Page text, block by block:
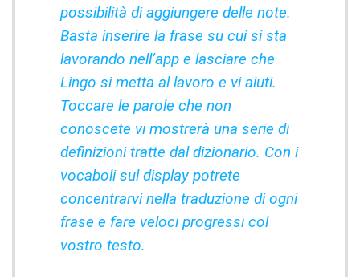
possibilità di aggiungere delle note.
Basta inserire la frase su cui si sta
lavorando nell’app e lasciare che
Lingo si metta al lavoro e vi aiuti.
Toccare le parole che non
conoscete vi mostrerà una serie di
definizioni tratte dal dizionario. Con i
vocaboli sul display potrete
concentrarvi nella traduzione di ogni
frase e fare veloci progressi col
vostro testo.